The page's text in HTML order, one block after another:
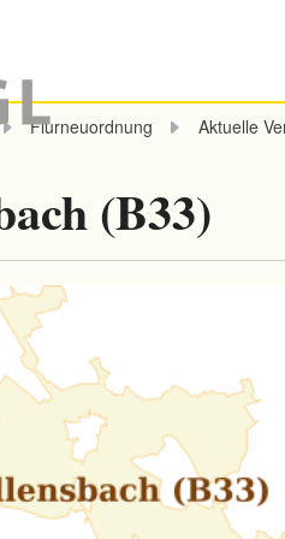
Flurneuordnung Aktuelle
(B33)